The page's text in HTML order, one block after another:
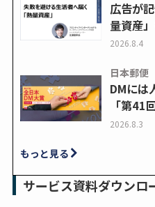
広告が
量資産
2026.8.4
日本郵便
DMには
「第41
2026.8.3
もっと見る
サービス資料ダウンロ